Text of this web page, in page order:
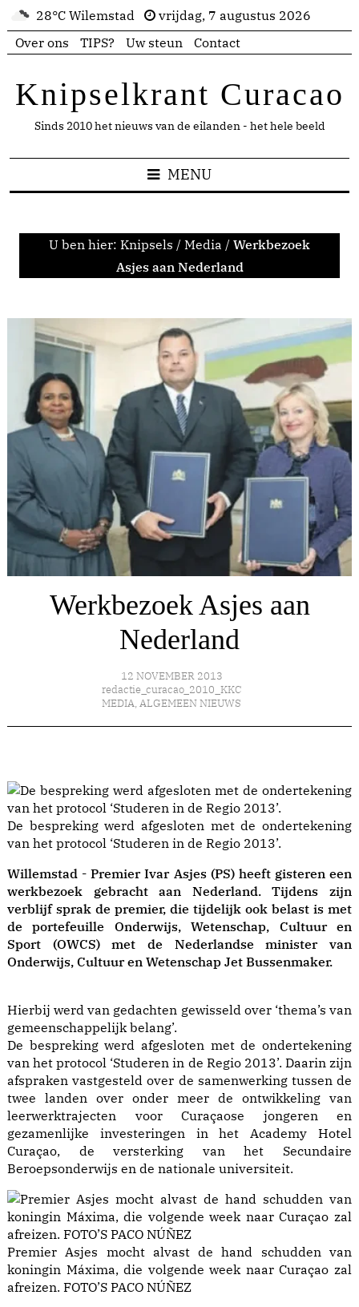
28°C Wilemstad
vrijdag, 7 augustus 2026
Over ons
TIPS? Uw steun Contact
Knipselkrant Curacao
Sinds 2010 het nieuws van de eilanden - het hele beeld
MENU
U ben hier: Knipsels / Media / Werkbezoek
Asjes aan Nederland
Werkbezoek Asjes aan
Nederland
12 NOVEMBER 2013
redactie_curacao_2010_KKC
MEDIA, ALGEMEEN NIEUWS
De bespreking werd afgesloten met de ondertekening
van het protocol ‘Studeren in de Regio 2013’.
Willemstad - Premier Ivar Asjes (PS) heeft gisteren een
werkbezoek gebracht aan Nederland. Tijdens zijn
verblijf sprak de premier, die tijdelijk ook belast is met
de portefeuille Onderwijs, Wetenschap, Cultuur en
Sport (OWCS) met de Nederlandse minister van
Onderwijs, Cultuur en Wetenschap Jet Bussenmaker.
Hierbij werd van gedachten gewisseld over ‘thema’s van
gemeenschappelijk belang’.
De bespreking werd afgesloten met de ondertekening
van het protocol ‘Studeren in de Regio 2013’. Daarin zijn
afspraken vastgesteld over de samenwerking tussen de
twee landen over onder meer de ontwikkeling van
leerwerktrajecten voor Curaçaose jongeren en
gezamenlijke investeringen in het Academy Hotel
Curaçao, de versterking van het Secundaire
Beroepsonderwijs en de nationale universiteit.
Premier Asjes mocht alvast de hand schudden van
koningin Máxima, die volgende week naar Curaçao zal
afreizen. FOTO’S PACO NÚÑEZ